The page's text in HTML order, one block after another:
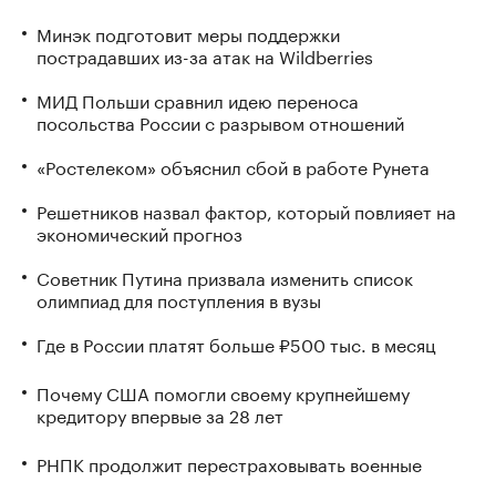
Минэк подготовит меры поддержки
пострадавших из-за атак на Wildberries
МИД Польши сравнил идею переноса
посольства России с разрывом отношений
«Ростелеком» объяснил сбой в работе Рунета
Решетников назвал фактор, который повлияет на
экономический прогноз
Советник Путина призвала изменить список
олимпиад для поступления в вузы
Где в России платят больше ₽500 тыс. в месяц
Почему США помогли своему крупнейшему
кредитору впервые за 28 лет
РНПК продолжит перестраховывать военные